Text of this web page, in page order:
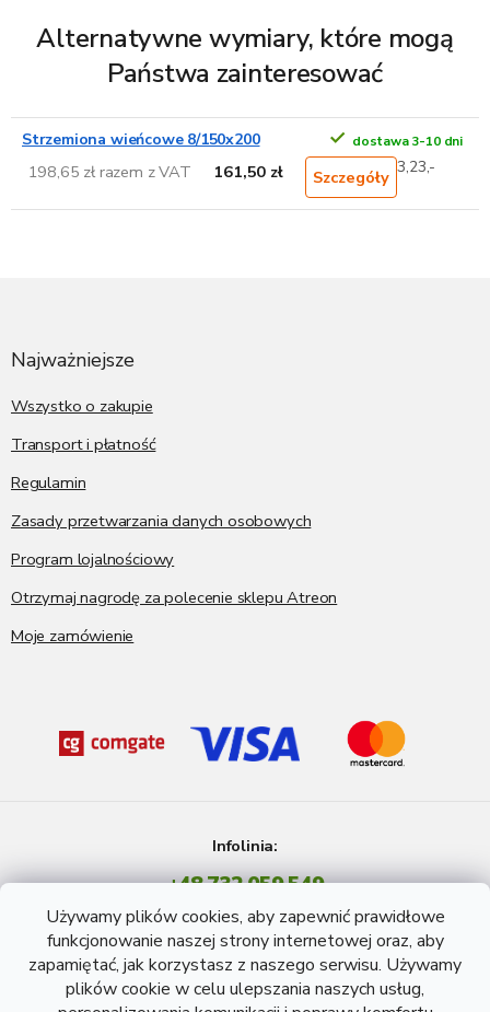
Używamy plików cookies, aby zapewnić prawidłowe
funkcjonowanie naszej strony internetowej oraz, aby
zapamiętać, jak korzystasz z naszego serwisu. Używamy
plików cookie w celu ulepszania naszych usług,
Alternatywne wymiary, które mogą
Państwa zainteresować
Strzemiona wieńcowe 8/150x200 dostawa 3-10 dni
198,65 zł razem z VAT 161,50 zł Szczegóły 3,23,-
Najważniejsze
Wszystko o zakupie
Transport i płatność
Regulamin
Zasady przetwarzania danych osobowych
Program lojalnościowy
Otrzymaj nagrodę za polecenie sklepu Atreon
Moje zamówienie
Infolinia:
+48 732 059 549
Pon - Pt: 8 - 15 godź.
info@atreon.pl